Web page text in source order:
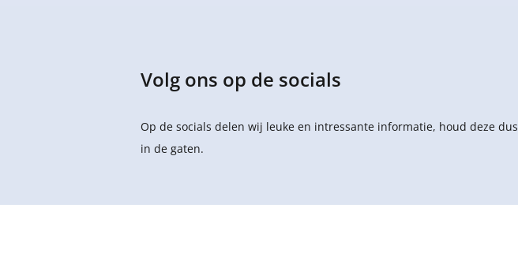
Volg ons op de socials
Op de socials delen wij leuke en intressante informatie, houd deze dus
in de gaten.